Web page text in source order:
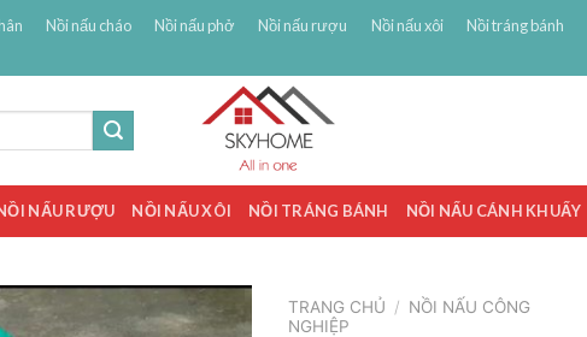
Nồi nấu cháo Nồi nấu phở Nồi nấu rượu Nồi nấu xôi Nồi tráng bánh
NẤU RƯỢU NỒI NẤU XÔI NỒI TRÁNG BÁNH NỒI NẤU CÁNH KHUẤY
TRANG CHỦ / NỒI NẤU CÔNG
NGHIỆP